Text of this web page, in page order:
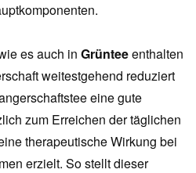
es auch in Grünteeenthalten
weitestgehend reduziert
eine gute
zum Erreichen der täglichen
therapeutische Wirkung bei
erzielt. So stellt dieser